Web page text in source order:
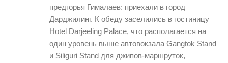
предгорья Гималаев: приехали в город
Дарджилинг. К обеду заселились в гостиницу
Hotel Darjeeling Palace, что располагается на
один уровень выше автовокзала Gangtok Stand
и Siliguri Stand для джипов-маршруток,